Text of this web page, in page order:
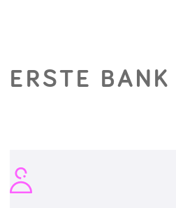
ERSTE BANK